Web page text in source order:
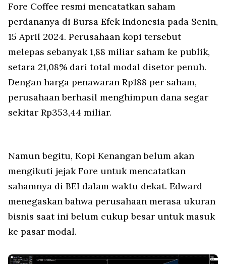
Fore Coffee resmi mencatatkan saham
perdananya di Bursa Efek Indonesia pada Senin,
15 April 2024. Perusahaan kopi tersebut
melepas sebanyak 1,88 miliar saham ke publik,
setara 21,08% dari total modal disetor penuh.
Dengan harga penawaran Rp188 per saham,
perusahaan berhasil menghimpun dana segar
sekitar Rp353,44 miliar.
Namun begitu, Kopi Kenangan belum akan
mengikuti jejak Fore untuk mencatatkan
sahamnya di BEI dalam waktu dekat. Edward
menegaskan bahwa perusahaan merasa ukuran
bisnis saat ini belum cukup besar untuk masuk
ke pasar modal.